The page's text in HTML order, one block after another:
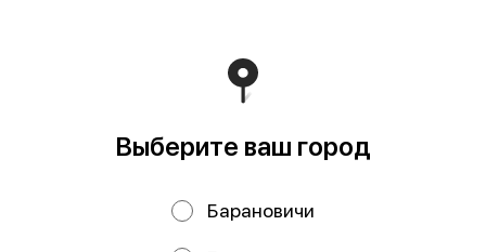
холодного
ООО «Лотос Арт»
адрес: г. Могилев, ул. Белинского, 3, к. 1К, 212000
Выберите ваш город
Барановичи